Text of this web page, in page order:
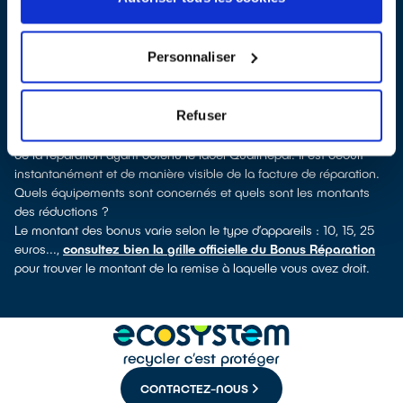
Personnaliser
Refuser
vous pouvez consulter notre annuaire de réparateurs labellisés
QualiRépar. En cliquant sur la fiche détaillée du réparateur, vous
label. Congélateur, lave-vaisselle, petit électroménager,
télévision, informatique, outillage électroportatif : à chaque famille
d’appareils son réparateur spécialisé et labellisé QualiRépar.
Comment bénéficier du Bonus Réparation à Andeville ?
Le Bonus Réparation est en vigueur chez tous les professionnels
de la réparation ayant obtenu le label QualiRépar. Il est déduit
instantanément et de manière visible de la facture de réparation.
Quels équipements sont concernés et quels sont les montants
des réductions ?
Le montant des bonus varie selon le type d’appareils : 10, 15, 25
euros..., consultez bien la grille officielle du Bonus Réparation
pour trouver le montant de la remise à laquelle vous avez droit.
CONTACTEZ-NOUS